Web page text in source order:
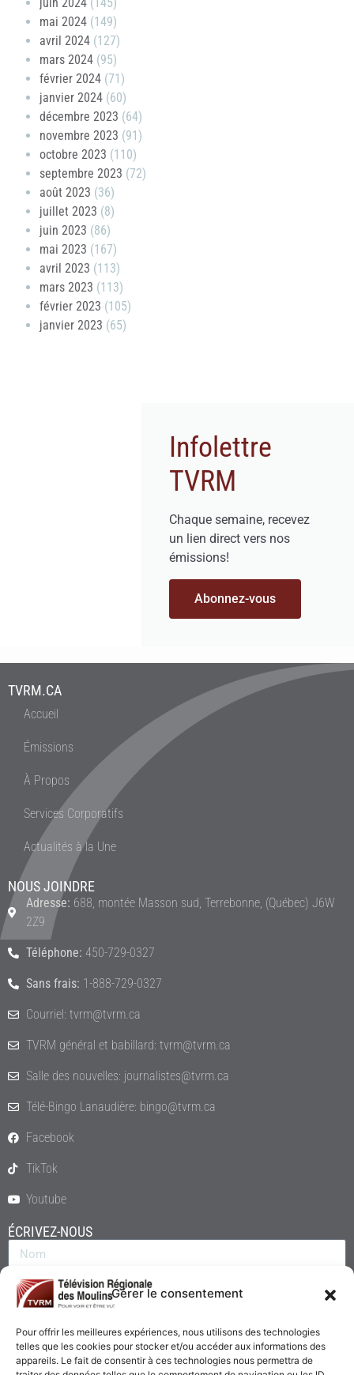
Gérer le consentement
Pour offrir les meilleures expériences, nous utilisons des technologies
telles que les cookies pour stocker et/ou accéder aux informations des
appareils. Le fait de consentir à ces technologies nous permettra de
mai 2024 (149)
avril 2024 (127)
mars 2024 (95)
février 2024 (71)
janvier 2024 (60)
décembre 2023 (64)
novembre 2023 (91)
octobre 2023 (110)
septembre 2023 (72)
août 2023 (36)
juillet 2023 (8)
juin 2023 (86)
mai 2023 (167)
avril 2023 (113)
mars 2023 (113)
février 2023 (105)
janvier 2023 (65)
Infolettre
TVRM
Chaque semaine, recevez
un lien direct vers nos
émissions!
Abonnez-vous
TVRM.CA
Accueil
Émissions
À Propos
Services Corporatifs
Actualités à la Une
NOUS JOINDRE
Adresse: 688, montée Masson sud, Terrebonne, (Québec) J6W
2Z9
Téléphone: 450-729-0327
Sans frais: 1-888-729-0327
Courriel: tvrm@tvrm.ca
TVRM général et babillard: tvrm@tvrm.ca
Salle des nouvelles: journalistes@tvrm.ca
Télé-Bingo Lanaudière: bingo@tvrm.ca
Facebook
TikTok
Youtube
ÉCRIVEZ-NOUS